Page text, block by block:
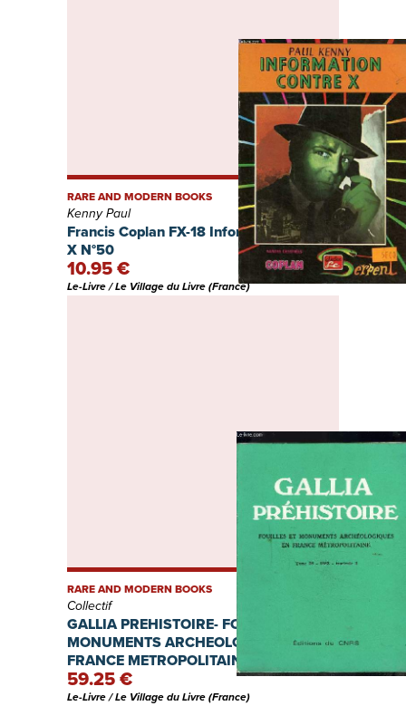
Francis Coplan FX-18 Information contre
X N°50
RARE AND MODERN BOOKS
Kenny Paul
10.95 €
Le-Livre / Le Village du Livre (France)
GALLIA PREHISTOIRE- FOUILLES ET
MONUMENTS ARCHEOLOGIQUES EN
FRANCE METROPOLITAINE- TOME 26-
1983- FASCICULE 2
RARE AND MODERN BOOKS
Collectif
59.25 €
Le-Livre / Le Village du Livre (France)